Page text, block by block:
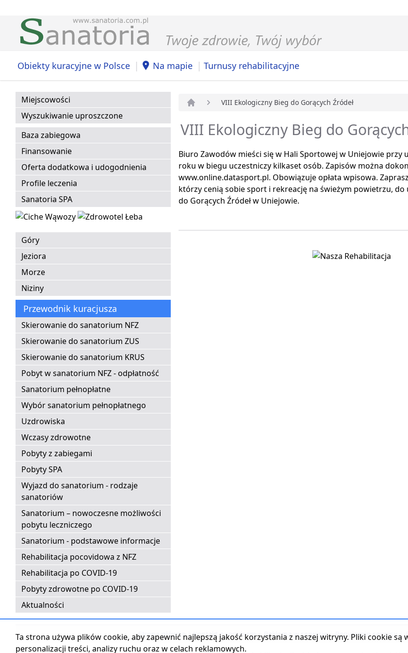
Obiekty kuracyjne w Polsce | Na mapie | Turnusy rehabilitacyjne
Miejscowości
Wyszukiwanie uproszczone
Baza zabiegowa
Finansowanie
Oferta dodatkowa i udogodnienia
Profile leczenia
Sanatoria SPA
Góry
Jeziora
Morze
Niziny
Przewodnik kuracjusza
Skierowanie do sanatorium NFZ
Skierowanie do sanatorium ZUS
Skierowanie do sanatorium KRUS
Pobyt w sanatorium NFZ - odpłatność
Sanatorium pełnopłatne
Wybór sanatorium pełnopłatnego
Uzdrowiska
Wczasy zdrowotne
Pobyty z zabiegami
Pobyty SPA
Wyjazd do sanatorium - rodzaje
sanatoriów
Sanatorium – nowoczesne możliwości
pobytu leczniczego
Sanatorium - podstawowe informacje
Rehabilitacja pocovidowa z NFZ
Rehabilitacja po COVID-19
Pobyty zdrowotne po COVID-19
Aktualności
VIII Ekologiczny Bieg do Gorących Źródeł
VIII Ekologiczny Bieg do
Biuro Zawodów mieści się w Hali Sportowej w Uniejowie przy
roku w biegu uczestniczy kilkaset osób. Zapisów można
www.online.datasport.pl. Obowiązuje opłata wpisowa.
którzy cenią sobie sport i rekreację na świeżym powietrzu, do
do Gorących Źródeł w Uniejowie.
Strona główna | Kontakt z serwisem | Reklama w serwisie | Regulamin serwisu |
Ta strona używa plików cookie, aby zapewnić najlepszą jakość korzystania z naszej witryny. Pliki cookie są
personalizacji treści, analizy ruchu oraz w celach reklamowych.